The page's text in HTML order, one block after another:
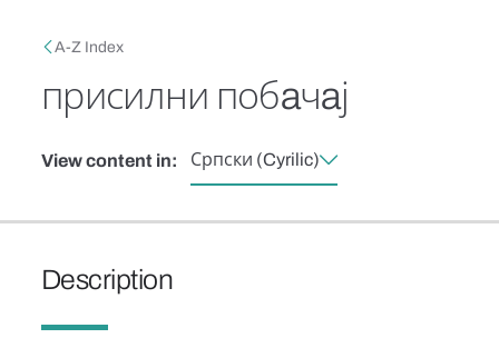
Breadcrumb
A-Z Index
присилни побaчaј
View content in: Српски (Cyrilic)
Description